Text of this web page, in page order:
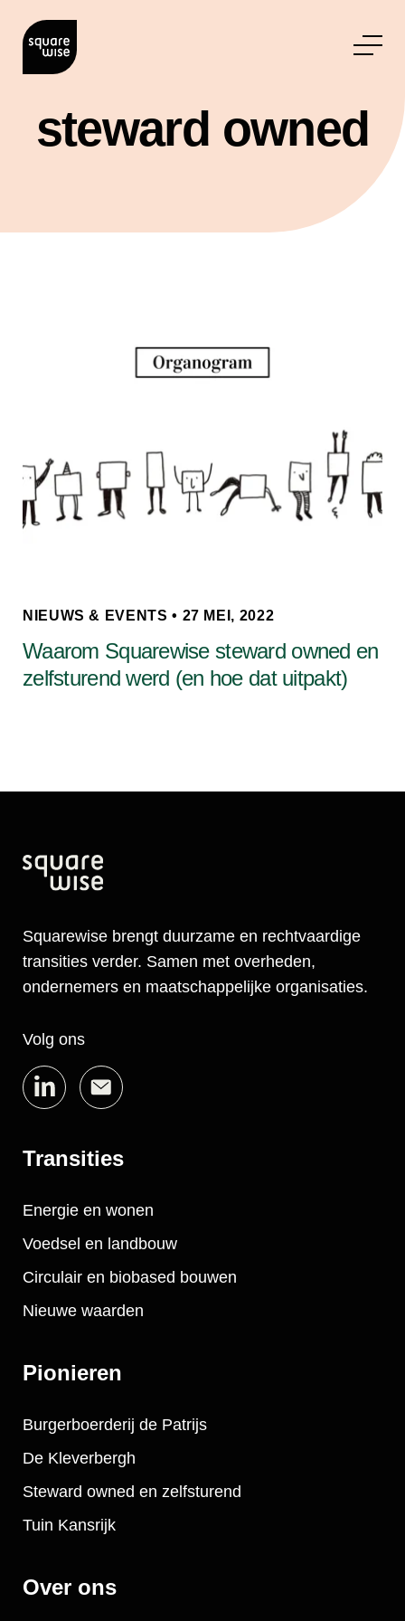
steward owned
NIEUWS & EVENTS • 27 MEI, 2022
Waarom Squarewise steward owned en
zelfsturend werd (en hoe dat uitpakt)
Squarewise brengt duurzame en rechtvaardige
transities verder. Samen met overheden,
ondernemers en maatschappelijke organisaties.
Volg ons
Transities
Energie en wonen
Voedsel en landbouw
Circulair en biobased bouwen
Nieuwe waarden
Pionieren
Burgerboerderij de Patrijs
De Kleverbergh
Steward owned en zelfsturend
Tuin Kansrijk
Over ons